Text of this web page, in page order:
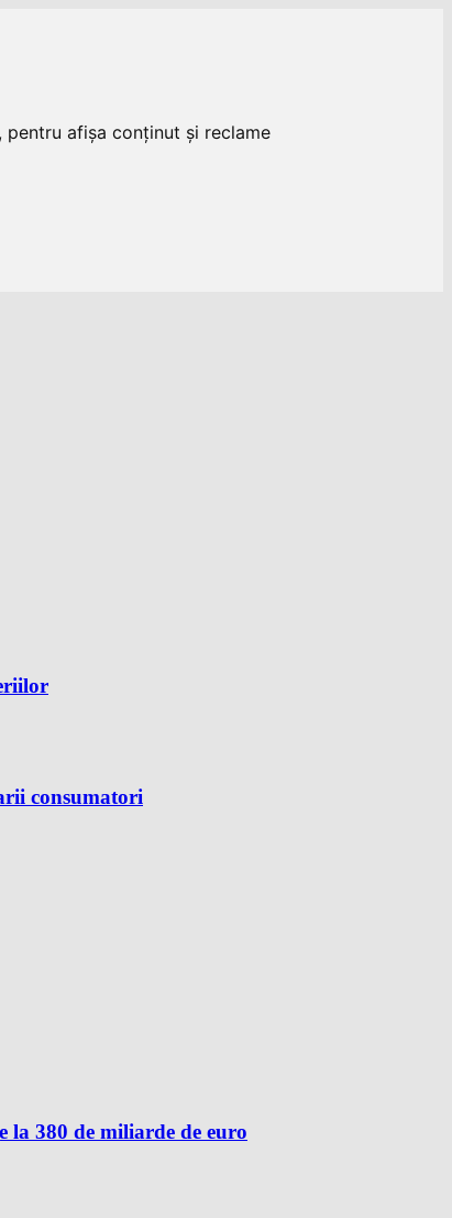
afișa conținut și reclame
consumatori
380 de miliarde de euro